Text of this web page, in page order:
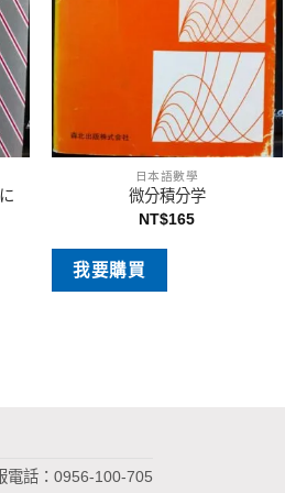
日本語數學
微分積分学
NT$165
我要購買
電話：0956-100-705